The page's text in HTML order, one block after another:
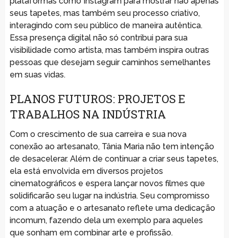
seus tapetes, mas também seu processo criativo,
interagindo com seu público de maneira autêntica.
Essa presença digital não só contribui para sua
visibilidade como artista, mas também inspira outras
pessoas que desejam seguir caminhos semelhantes
em suas vidas.
PLANOS FUTUROS: PROJETOS E
TRABALHOS NA INDÚSTRIA
Com o crescimento de sua carreira e sua nova
conexão ao artesanato, Tânia Maria não tem intenção
de desacelerar. Além de continuar a criar seus tapetes,
ela está envolvida em diversos projetos
cinematográficos e espera lançar novos filmes que
solidificarão seu lugar na indústria. Seu compromisso
com a atuação e o artesanato reflete uma dedicação
incomum, fazendo dela um exemplo para aqueles
que sonham em combinar arte e profissão.